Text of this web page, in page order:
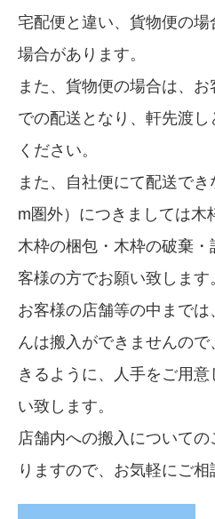
宅配便と違い、貨物便の
場合があります。
また、貨物便の場合は、
での配送となり、軒先渡
ください。
また、自社便にて配送で
m圏外）につきましては木
木枠の梱包・木枠の破棄
客様の方でお願い致します
お客様の店舗等の中までは
んは搬入ができませんの
きるように、人手をご用
い致します。
店舗内への搬入について
りますので、お気軽にご相